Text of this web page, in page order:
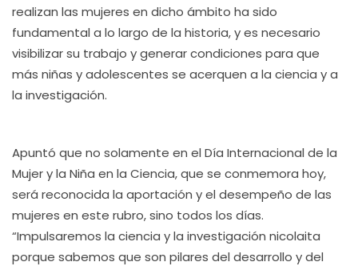
realizan las mujeres en dicho ámbito ha sido
fundamental a lo largo de la historia, y es necesario
visibilizar su trabajo y generar condiciones para que
más niñas y adolescentes se acerquen a la ciencia y a
la investigación.
Apuntó que no solamente en el Día Internacional de la
Mujer y la Niña en la Ciencia, que se conmemora hoy,
será reconocida la aportación y el desempeño de las
mujeres en este rubro, sino todos los días.
“Impulsaremos la ciencia y la investigación nicolaita
porque sabemos que son pilares del desarrollo y del